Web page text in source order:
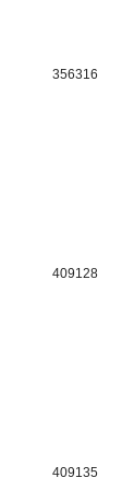
356316
409128
409135